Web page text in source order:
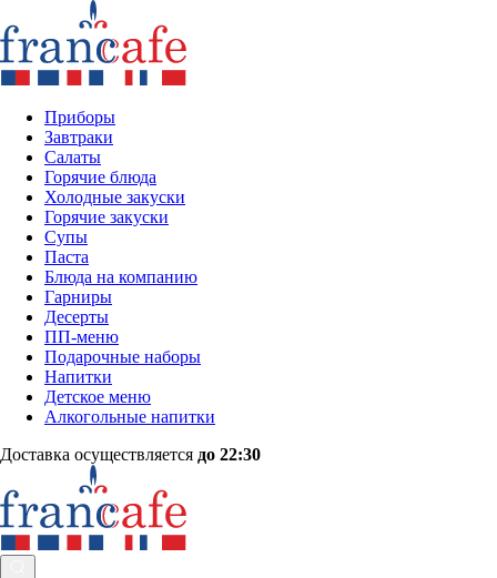
Приборы
Завтраки
Салаты
Горячие блюда
Холодные закуски
Горячие закуски
Супы
Паста
Блюда на компанию
Гарниры
Десерты
ПП-меню
Подарочные наборы
Напитки
Детское меню
Алкогольные напитки
Доставка осуществляется до 22:30